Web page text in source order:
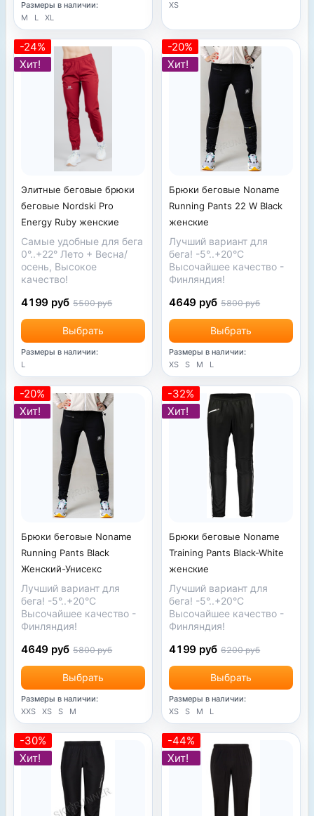
Размеры в наличии:
M
L XL
XS
-24%
Хит!
Элитные беговые брюки
беговые Nordski Pro
Energy Ruby женские
Самые удобные для бега
0°..+22° Лето + Весна/
осень, Высокое
качество!
Выбрать
4199 руб 5500 руб
Размеры в наличии:
L
-20%
Хит!
Брюки беговые Noname
Running Pants 22 W Black
женские
Лучший вариант для
бега! -5°..+20°C
Высочайшее качество -
Финляндия!
Выбрать
4649 руб 5800 руб
Размеры в наличии:
XS
S M L
-20%
Хит!
Брюки беговые Noname
Running Pants Black
Женский-Унисекс
Лучший вариант для
бега! -5°..+20°C
Высочайшее качество -
Финляндия!
Выбрать
4649 руб 5800 руб
Размеры в наличии:
XXS
XS S M
-32%
Хит!
Брюки беговые Noname
Training Pants Black-White
женские
Лучший вариант для
бега! -5°..+20°C
Высочайшее качество -
Финляндия!
Выбрать
4199 руб 6200 руб
Размеры в наличии:
XS
S M L
-30%
Хит!
-44%
Хит!